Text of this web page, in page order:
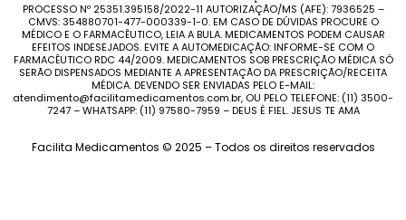
PROCESSO Nº 25351.395158/2022-11 AUTORIZAÇÃO/MS (AFE): 7936525 –
CMVS: 354880701-477-000339-1-0. EM CASO DE DÚVIDAS PROCURE O
MÉDICO E O FARMACÊUTICO, LEIA A BULA. MEDICAMENTOS PODEM CAUSAR
EFEITOS INDESEJADOS. EVITE A AUTOMEDICAÇÃO: INFORME-SE COM O
FARMACÊUTICO RDC 44/2009. MEDICAMENTOS SOB PRESCRIÇÃO MÉDICA SÓ
SERÃO DISPENSADOS MEDIANTE A APRESENTAÇÃO DA PRESCRIÇÃO/RECEITA
MÉDICA. DEVENDO SER ENVIADAS PELO E-MAIL:
atendimento@facilitamedicamentos.com.br, OU PELO TELEFONE: (11) 3500-
7247 – WHATSAPP: (11) 97580-7959 – DEUS É FIEL. JESUS TE AMA
Facilita Medicamentos © 2025 – Todos os direitos reservados